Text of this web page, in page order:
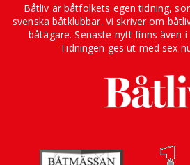
Båtliv är båtfolkets egen tidning,
svenska båtklubbar. Vi skriver om
båtägare. Senaste nytt finns även
Tidningen ges ut med sex